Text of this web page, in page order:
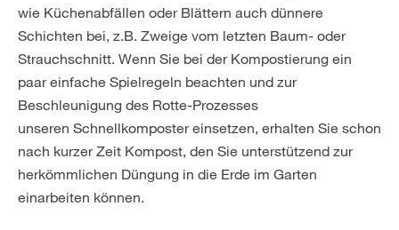
wie Küchenabfällen oder Blättern auch dünnere
Schichten bei, z.B. Zweige vom letzten Baum- oder
Strauchschnitt. Wenn Sie bei der Kompostierung ein
paar einfache Spielregeln beachten und zur
Beschleunigung des Rotte-Prozesses
unseren Schnellkompostereinsetzen, erhalten Sie schon
nach kurzer Zeit Kompost, den Sie unterstützend zur
herkömmlichen Düngung in die Erde im Garten
einarbeiten können.